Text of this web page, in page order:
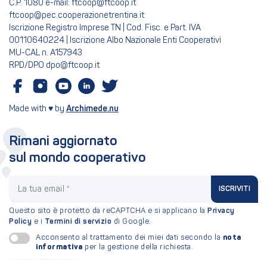
C.P. 1080 e-mail: ftcoop@ftcoop.it
ftcoop@pec.cooperazionetrentina.it
Iscrizione Registro Imprese TN | Cod. Fisc. e Part. IVA
00110640224 | Iscrizione Albo Nazionale Enti Cooperativi
MU-CAL n. A157943
RPD/DPO dpo@ftcoop.it
Made with ♥ by Archimede.nu
Rimani aggiornato
sul mondo cooperativo
ISCRIVITI
Questo sito è protetto da reCAPTCHA e si applicano la Privacy
Policy e i Termini di servizio di Google.
Acconsento al trattamento dei miei dati secondo la nota
informativa per la gestione della richiesta.